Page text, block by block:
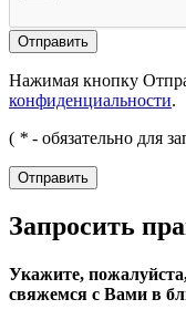
Нажимая кнопку
конфиденциальности.
( * - обязательно для
Запросить
Укажите,
свяжемся с Вами в